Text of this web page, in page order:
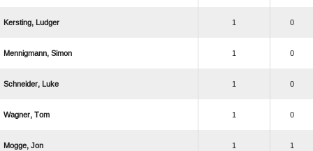
  1 0
  1 0
  1 0
  1 0
  1 1